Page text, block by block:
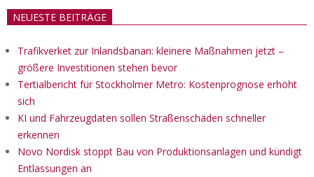
NEUESTE BEITRÄGE
Trafikverket zur Inlandsbanan: kleinere Maßnahmen jetzt –
größere Investitionen stehen bevor
Tertialbericht für Stockholmer Metro: Kostenprognose erhöht
sich
KI und Fahrzeugdaten sollen Straßenschäden schneller
erkennen
Novo Nordisk stoppt Bau von Produktionsanlagen und kündigt
Entlassungen an